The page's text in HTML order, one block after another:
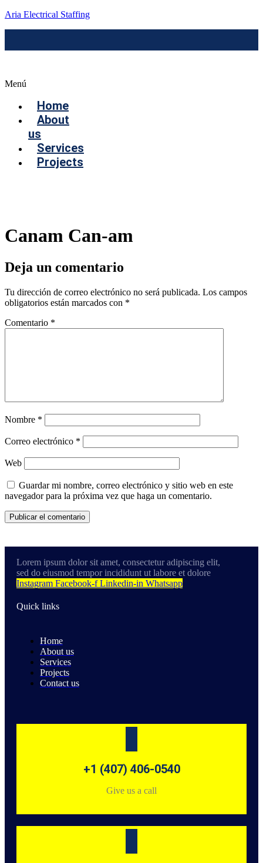
Aria Electrical Staffing
Menú
Home
About
us
Services
Projects
Canam Can-am
Deja un comentario
Tu dirección de correo electrónico no será publicada. Los campos
obligatorios están marcados con *
Comentario *
Nombre *
Correo electrónico *
Web
Guardar mi nombre, correo electrónico y sitio web en este
navegador para la próxima vez que haga un comentario.
Lorem ipsum dolor sit amet, consectetur adipiscing elit,
sed do eiusmod tempor incididunt ut labore et dolore
Instagram Facebook-f Linkedin-in Whatsapp
Quick links
Home
About us
Services
Projects
Contact us
+1 (407) 406-0540
Give us a call